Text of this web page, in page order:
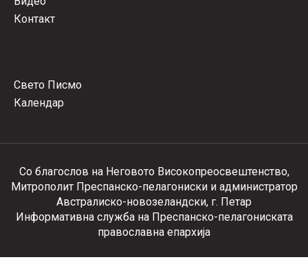
Контакт
Свето Писмо
Календар
Со благослов на Неговото Високопреосвештенство,
Митрополит Преспанско-пелагониски и администратор
Австралиско-новозеландски, г. Петар
Информативна служба на Преспанско-пелагониската
православна епархија